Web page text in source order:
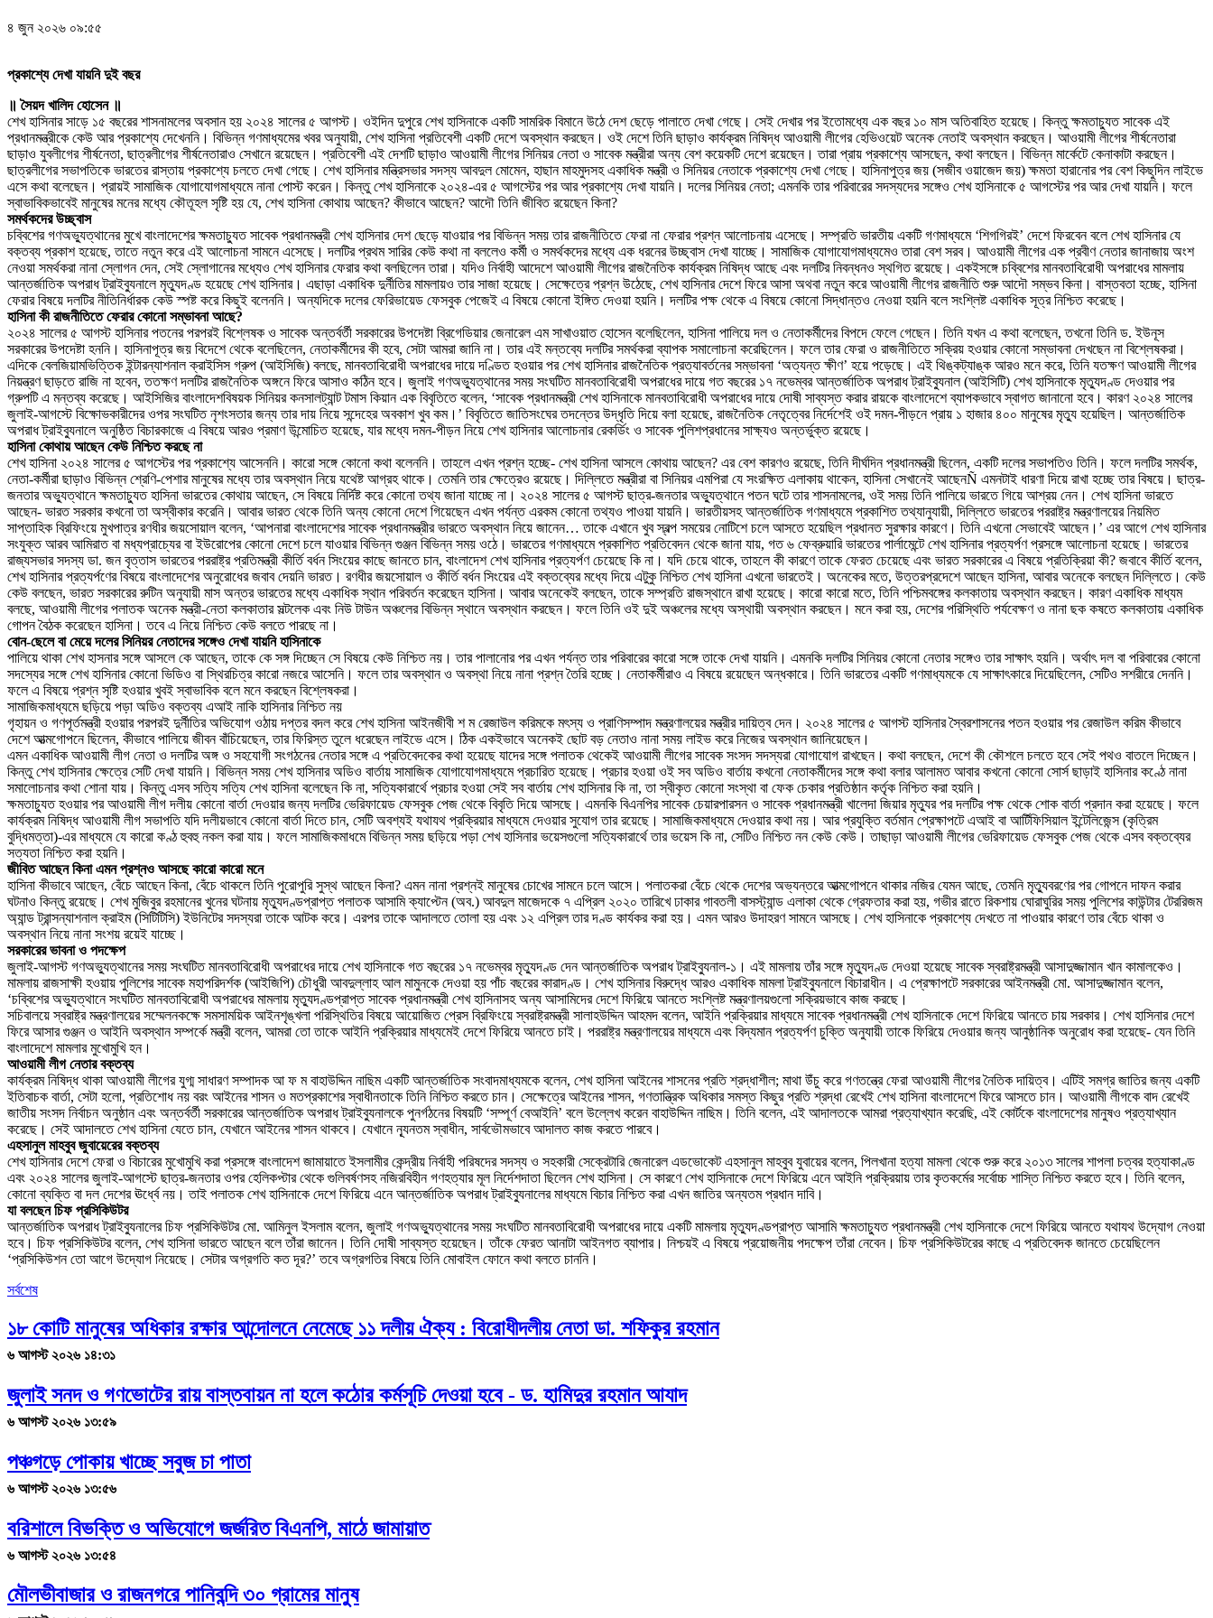
৪ জুন ২০২৬ ০৯:৫৫
প্রকাশ্যে দেখা যায়নি দুই বছর
॥ সৈয়দ খালিদ হোসেন ॥
শেখ হাসিনার সাড়ে ১৫ বছরের শাসনামলের অবসান হয় ২০২৪ সালের ৫ আগস্ট। ওইদিন দুপুরে শেখ হাসিনাকে একটি সামরিক বিমানে উঠে দেশ ছেড়ে পালাতে দেখা গেছে। সেই দেখার পর ইতোমধ্যে এক বছর ১০ মাস অতিবাহিত হয়েছে। কিন্তু ক্ষমতাচ্যুত সাবেক এই
প্রধানমন্ত্রীকে কেউ আর প্রকাশ্যে দেখেননি। বিভিন্ন গণমাধ্যমের খবর অনুযায়ী, শেখ হাসিনা প্রতিবেশী একটি দেশে অবস্থান করছেন। ওই দেশে তিনি ছাড়াও কার্যক্রম নিষিদ্ধ আওয়ামী লীগের হেভিওয়েট অনেক নেতাই অবস্থান করছেন। আওয়ামী লীগের শীর্ষনেতারা
ছাড়াও যুবলীগের শীর্ষনেতা, ছাত্রলীগের শীর্ষনেতারাও সেখানে রয়েছেন। প্রতিবেশী এই দেশটি ছাড়াও আওয়ামী লীগের সিনিয়র নেতা ও সাবেক মন্ত্রীরা অন্য বেশ কয়েকটি দেশে রয়েছেন। তারা প্রায় প্রকাশ্যে আসছেন, কথা বলছেন। বিভিন্ন মার্কেটে কেনাকাটা করছেন।
ছাত্রলীগের সভাপতিকে ভারতের রাস্তায় প্রকাশ্যে চলতে দেখা গেছে। শেখ হাসিনার মন্ত্রিসভার সদস্য আবদুল মোমেন, হাছান মাহমুদসহ একাধিক মন্ত্রী ও সিনিয়র নেতাকে প্রকাশ্যে দেখা গেছে। হাসিনাপুত্র জয় (সজীব ওয়াজেদ জয়) ক্ষমতা হারানোর পর বেশ কিছুদিন লাইভে
এসে কথা বলেছেন। প্রায়ই সামাজিক যোগাযোগমাধ্যমে নানা পোস্ট করেন। কিন্তু শেখ হাসিনাকে ২০২৪-এর ৫ আগস্টের পর আর প্রকাশ্যে দেখা যায়নি। দলের সিনিয়র নেতা; এমনকি তার পরিবারের সদস্যদের সঙ্গেও শেখ হাসিনাকে ৫ আগস্টের পর আর দেখা যায়নি। ফলে
স্বাভাবিকভাবেই মানুষের মনের মধ্যে কৌতূহল সৃষ্টি হয় যে, শেখ হাসিনা কোথায় আছেন? কীভাবে আছেন? আদৌ তিনি জীবিত রয়েছেন কিনা?
সমর্থকদের উচ্ছ্বাস
চব্বিশের গণঅভ্যুত্থানের মুখে বাংলাদেশের ক্ষমতাচ্যুত সাবেক প্রধানমন্ত্রী শেখ হাসিনার দেশ ছেড়ে যাওয়ার পর বিভিন্ন সময় তার রাজনীতিতে ফেরা না ফেরার প্রশ্ন আলোচনায় এসেছে। সম্প্রতি ভারতীয় একটি গণমাধ্যমে ‘শিগগিরই’ দেশে ফিরবেন বলে শেখ হাসিনার যে
বক্তব্য প্রকাশ হয়েছে, তাতে নতুন করে এই আলোচনা সামনে এসেছে। দলটির প্রথম সারির কেউ কথা না বললেও কর্মী ও সমর্থকদের মধ্যে এক ধরনের উচ্ছ্বাস দেখা যাচ্ছে। সামাজিক যোগাযোগমাধ্যমেও তারা বেশ সরব। আওয়ামী লীগের এক প্রবীণ নেতার জানাজায় অংশ
নেওয়া সমর্থকরা নানা স্লোগন দেন, সেই স্লোগানের মধ্যেও শেখ হাসিনার ফেরার কথা বলছিলেন তারা। যদিও নির্বাহী আদেশে আওয়ামী লীগের রাজনৈতিক কার্যক্রম নিষিদ্ধ আছে এবং দলটির নিবন্ধনও স্থগিত রয়েছে। একইসঙ্গে চব্বিশের মানবতাবিরোধী অপরাধের মামলায়
আন্তর্জাতিক অপরাধ ট্রাইব্যুনালে মৃত্যুদণ্ড হয়েছে শেখ হাসিনার। এছাড়া একাধিক দুর্নীতির মামলায়ও তার সাজা হয়েছে। সেক্ষেত্রে প্রশ্ন উঠেছে, শেখ হাসিনার দেশে ফিরে আসা অথবা নতুন করে আওয়ামী লীগের রাজনীতি শুরু আদৌ সম্ভব কিনা। বাস্তবতা হচ্ছে, হাসিনা
ফেরার বিষয়ে দলটির নীতিনির্ধারক কেউ স্পষ্ট করে কিছুই বলেননি। অন্যদিকে দলের ফেরিভায়েড ফেসবুক পেজেই এ বিষয়ে কোনো ইঙ্গিত দেওয়া হয়নি। দলটির পক্ষ থেকে এ বিষয়ে কোনো সিদ্ধান্তও নেওয়া হয়নি বলে সংশ্লিষ্ট একাধিক সূত্র নিশ্চিত করেছে।
হাসিনা কী রাজনীতিতে ফেরার কোনো সম্ভাবনা আছে?
২০২৪ সালের ৫ আগস্ট হাসিনার পতনের পরপরই বিশ্লেষক ও সাবেক অন্তর্বর্তী সরকারের উপদেষ্টা ব্রিগেডিয়ার জেনারেল এম সাখাওয়াত হোসেন বলেছিলেন, হাসিনা পালিয়ে দল ও নেতাকর্মীদের বিপদে ফেলে গেছেন। তিনি যখন এ কথা বলেছেন, তখনো তিনি ড. ইউনূস
সরকারের উপদেষ্টা হননি। হাসিনাপূত্র জয় বিদেশে থেকে বলেছিলেন, নেতাকর্মীদের কী হবে, সেটা আমরা জানি না। তার এই মন্তব্যে দলটির সমর্থকরা ব্যাপক সমালোচনা করেছিলেন। ফলে তার ফেরা ও রাজনীতিতে সক্রিয় হওয়ার কোনো সম্ভাবনা দেখছেন না বিশ্লেষকরা।
এদিকে বেলজিয়ামভিত্তিক ইন্টারন্যাশনাল ক্রাইসিস গ্রুপ (আইসিজি) বলছে, মানবতাবিরোধী অপরাধের দায়ে দণ্ডিত হওয়ার পর শেখ হাসিনার রাজনৈতিক প্রত্যাবর্তনের সম্ভাবনা ‘অত্যন্ত ক্ষীণ’ হয়ে পড়েছে। এই থিঙ্কট্যাঙ্ক আরও মনে করে, তিনি যতক্ষণ আওয়ামী লীগের
নিয়ন্ত্রণ ছাড়তে রাজি না হবেন, ততক্ষণ দলটির রাজনৈতিক অঙ্গনে ফিরে আসাও কঠিন হবে। জুলাই গণঅভ্যুত্থানের সময় সংঘটিত মানবতাবিরোধী অপরাধের দায়ে গত বছরের ১৭ নভেম্বর আন্তর্জাতিক অপরাধ ট্রাইব্যুনাল (আইসিটি) শেখ হাসিনাকে মৃত্যুদণ্ড দেওয়ার পর
গ্রুপটি এ মন্তব্য করেছে। আইসিজির বাংলাদেশবিষয়ক সিনিয়র কনসালট্যান্ট টমাস কিয়ান এক বিবৃতিতে বলেন, ‘সাবেক প্রধানমন্ত্রী শেখ হাসিনাকে মানবতাবিরোধী অপরাধের দায়ে দোষী সাব্যস্ত করার রায়কে বাংলাদেশে ব্যাপকভাবে স্বাগত জানানো হবে। কারণ ২০২৪ সালের
জুলাই-আগস্টে বিক্ষোভকারীদের ওপর সংঘটিত নৃশংসতার জন্য তার দায় নিয়ে সন্দেহের অবকাশ খুব কম।’ বিবৃতিতে জাতিসংঘের তদন্তের উদ্ধৃতি দিয়ে বলা হয়েছে, রাজনৈতিক নেতৃত্বের নির্দেশেই ওই দমন-পীড়নে প্রায় ১ হাজার ৪০০ মানুষের মৃত্যু হয়েছিল। আন্তর্জাতিক
অপরাধ ট্রাইব্যুনালে অনুষ্ঠিত বিচারকাজে এ বিষয়ে আরও প্রমাণ উন্মোচিত হয়েছে, যার মধ্যে দমন-পীড়ন নিয়ে শেখ হাসিনার আলোচনার রেকর্ডিং ও সাবেক পুলিশপ্রধানের সাক্ষ্যও অন্তর্ভুক্ত রয়েছে।
হাসিনা কোথায় আছেন কেউ নিশ্চিত করছে না
শেখ হাসিনা ২০২৪ সালের ৫ আগস্টের পর প্রকাশ্যে আসেননি। কারো সঙ্গে কোনো কথা বলেননি। তাহলে এখন প্রশ্ন হচ্ছে- শেখ হাসিনা আসলে কোথায় আছেন? এর বেশ কারণও রয়েছে, তিনি দীর্ঘদিন প্রধানমন্ত্রী ছিলেন, একটি দলের সভাপতিও তিনি। ফলে দলটির সমর্থক,
নেতা-কর্মীরা ছাড়াও বিভিন্ন শ্রেণি-পেশার মানুষের মধ্যে তার অবস্থান নিয়ে যথেষ্ট আগ্রহ থাকে। তেমনি তার ক্ষেত্রেও রয়েছে। দিল্লিতে মন্ত্রীরা বা সিনিয়র এমপিরা যে সংরক্ষিত এলাকায় থাকেন, হাসিনা সেখানেই আছেনÑ এমনটাই ধারণা দিয়ে রাখা হচ্ছে তার বিষয়ে। ছাত্র-
জনতার অভ্যুত্থানে ক্ষমতাচ্যুত হাসিনা ভারতের কোথায় আছেন, সে বিষয়ে নির্দিষ্ট করে কোনো তথ্য জানা যাচ্ছে না। ২০২৪ সালের ৫ আগস্ট ছাত্র-জনতার অভ্যুত্থানে পতন ঘটে তার শাসনামলের, ওই সময় তিনি পালিয়ে ভারতে গিয়ে আশ্রয় নেন। শেখ হাসিনা ভারতে
আছেন- ভারত সরকার কখনো তা অস্বীকার করেনি। আবার ভারত থেকে তিনি অন্য কোনো দেশে গিয়েছেন এখন পর্যন্ত এরকম কোনো তথ্যও পাওয়া যায়নি। ভারতীয়সহ আন্তর্জাতিক গণমাধ্যমে প্রকাশিত তথ্যানুযায়ী, দিল্লিতে ভারতের পররাষ্ট্র মন্ত্রণালয়ের নিয়মিত
সাপ্তাহিক ব্রিফিংয়ে মুখপাত্র রণধীর জয়সোয়াল বলেন, ‘আপনারা বাংলাদেশের সাবেক প্রধানমন্ত্রীর ভারতে অবস্থান নিয়ে জানেন… তাকে এখানে খুব স্বল্প সময়ের নোটিশে চলে আসতে হয়েছিল প্রধানত সুরক্ষার কারণে। তিনি এখনো সেভাবেই আছেন।’ এর আগে শেখ হাসিনার
সংযুক্ত আরব আমিরাত বা মধ্যপ্রাচ্যের বা ইউরোপের কোনো দেশে চলে যাওয়ার বিভিন্ন গুঞ্জন বিভিন্ন সময় ওঠে। ভারতের গণমাধ্যমে প্রকাশিত প্রতিবেদন থেকে জানা যায়, গত ৬ ফেব্রুয়ারি ভারতের পার্লামেন্টে শেখ হাসিনার প্রত্যর্পণ প্রসঙ্গে আলোচনা হয়েছে। ভারতের
রাজ্যসভার সদস্য ডা. জন বৃত্তাস ভারতের পররাষ্ট্র প্রতিমন্ত্রী কীর্তি বর্ধন সিংয়ের কাছে জানতে চান, বাংলাদেশ শেখ হাসিনার প্রত্যর্পণ চেয়েছে কি না। যদি চেয়ে থাকে, তাহলে কী কারণে তাকে ফেরত চেয়েছে এবং ভারত সরকারের এ বিষয়ে প্রতিক্রিয়া কী? জবাবে কীর্তি বলেন,
শেখ হাসিনার প্রত্যর্পণের বিষয়ে বাংলাদেশের অনুরোধের জবাব দেয়নি ভারত। রণধীর জয়সোয়াল ও কীর্তি বর্ধন সিংয়ের এই বক্তব্যের মধ্যে দিয়ে এটুকু নিশ্চিত শেখ হাসিনা এখনো ভারতেই। অনেকের মতে, উত্তরপ্রদেশে আছেন হাসিনা, আবার অনেকে বলছেন দিল্লিতে। কেউ
কেউ বলছেন, ভারত সরকারের রুটিন অনুযায়ী মাস অন্তর ভারতের মধ্যে একাধিক স্থান পরিবর্তন করেছেন হাসিনা। আবার অনেকেই বলছেন, তাকে সম্প্রতি রাজস্থানে রাখা হয়েছে। কারো কারো মতে, তিনি পশ্চিমবঙ্গের কলকাতায় অবস্থান করছেন। কারণ একাধিক মাধ্যম
বলছে, আওয়ামী লীগের পলাতক অনেক মন্ত্রী-নেতা কলকাতার সল্টলেক এবং নিউ টাউন অঞ্চলের বিভিন্ন স্থানে অবস্থান করছেন। ফলে তিনি ওই দুই অঞ্চলের মধ্যে অস্থায়ী অবস্থান করছেন। মনে করা হয়, দেশের পরিস্থিতি পর্যবেক্ষণ ও নানা ছক কষতে কলকাতায় একাধিক
গোপন বৈঠক করেছেন হাসিনা। তবে এ নিয়ে নিশ্চিত কেউ বলতে পারছে না।
বোন-ছেলে বা মেয়ে দলের সিনিয়র নেতাদের সঙ্গেও দেখা যায়নি হাসিনাকে
পালিয়ে থাকা শেখ হাসনার সঙ্গে আসলে কে আছেন, তাকে কে সঙ্গ দিচ্ছেন সে বিষয়ে কেউ নিশ্চিত নয়। তার পালানোর পর এখন পর্যন্ত তার পরিবারের কারো সঙ্গে তাকে দেখা যায়নি। এমনকি দলটির সিনিয়র কোনো নেতার সঙ্গেও তার সাক্ষাৎ হয়নি। অর্থাৎ দল বা পরিবারের কোনো
সদস্যের সঙ্গে শেখ হাসিনার কোনো ভিডিও বা স্থিরচিত্র কারো নজরে আসেনি। ফলে তার অবস্থান ও অবস্থা নিয়ে নানা প্রশ্ন তৈরি হচ্ছে। নেতাকর্মীরাও এ বিষয়ে রয়েছেন অন্ধকারে। তিনি ভারতের একটি গণমাধ্যমকে যে সাক্ষাৎকারে দিয়েছিলেন, সেটিও সশরীরে দেননি।
ফলে এ বিষয়ে প্রশ্ন সৃষ্টি হওয়ার খুবই স্বাভাবিক বলে মনে করছেন বিশ্লেষকরা।
সামাজিকমাধ্যমে ছড়িয়ে পড়া অডিও বক্তব্য এআই নাকি হাসিনার নিশ্চিত নয়
গৃহায়ন ও গণপূর্তমন্ত্রী হওয়ার পরপরই দুর্নীতির অভিযোগ ওঠায় দপ্তর বদল করে শেখ হাসিনা আইনজীবী শ ম রেজাউল করিমকে মৎস্য ও প্রাণিসম্পাদ মন্ত্রণালয়ের মন্ত্রীর দায়িত্ব দেন। ২০২৪ সালের ৫ আগস্ট হাসিনার স্বৈরশাসনের পতন হওয়ার পর রেজাউল করিম কীভাবে
দেশে আত্মগোপনে ছিলেন, কীভাবে পালিয়ে জীবন বাঁচিয়েছেন, তার ফিরিস্ত তুলে ধরেছেন লাইভে এসে। ঠিক একইভাবে অনেকই ছোট বড় নেতাও নানা সময় লাইভ করে নিজের অবস্থান জানিয়েছেন।
এমন একাধিক আওয়ামী লীগ নেতা ও দলটির অঙ্গ ও সহযোগী সংগঠনের নেতার সঙ্গে এ প্রতিবেদকের কথা হয়েছে যাদের সঙ্গে পলাতক থেকেই আওয়ামী লীগের সাবেক সংসদ সদস্যরা যোগাযোগ রাখছেন। কথা বলছেন, দেশে কী কৌশলে চলতে হবে সেই পথও বাতলে দিচ্ছেন।
কিন্তু শেখ হাসিনার ক্ষেত্রে সেটি দেখা যায়নি। বিভিন্ন সময় শেখ হাসিনার অডিও বার্তায় সামাজিক যোগাযোগমাধ্যমে প্রচারিত হয়েছে। প্রচার হওয়া ওই সব অডিও বার্তায় কখনো নেতাকর্মীদের সঙ্গে কথা বলার আলামত আবার কখনো কোনো সোর্স ছাড়াই হাসিনার কণ্ঠে নানা
সমালোচনার কথা শোনা যায়। কিন্তু এসব সত্যি সত্যি শেখ হাসিনা বলেছেন কি না, সত্যিকারার্থে প্রচার হওয়া সেই সব বার্তায় শেখ হাসিনার কি না, তা স্বীকৃত কোনো সংস্থা বা ফেক চেকার প্রতিষ্ঠান কর্তৃক নিশ্চিত করা হয়নি।
ক্ষমতাচ্যুত হওয়ার পর আওয়ামী লীগ দলীয় কোনো বার্তা দেওয়ার জন্য দলটির ভেরিফায়েড ফেসবুক পেজ থেকে বিবৃতি দিয়ে আসছে। এমনকি বিএনপির সাবেক চেয়ারপারসন ও সাবেক প্রধানমন্ত্রী খালেদা জিয়ার মৃত্যুর পর দলটির পক্ষ থেকে শোক বার্তা প্রদান করা হয়েছে। ফলে
কার্যক্রম নিষিদ্ধ আওয়ামী লীগ সভাপতি যদি দলীয়ভাবে কোনো বার্তা দিতে চান, সেটি অবশ্যই যথাযথ প্রক্রিয়ার মাধ্যমে দেওয়ার সুযোগ তার রয়েছে। সামাজিকমাধ্যমে দেওয়ার কথা নয়। আর প্রযুক্তি বর্তমান প্রেক্ষাপটে এআই বা আর্টিফিসিয়াল ইন্টেলিজেন্স (কৃত্রিম
বুদ্ধিমত্তা)-এর মাধ্যমে যে কারো কণ্ঠ হুবহু নকল করা যায়। ফলে সামাজিকমাধমে বিভিন্ন সময় ছড়িয়ে পড়া শেখ হাসিনার ভয়েসগুলো সত্যিকারার্থে তার ভয়েস কি না, সেটিও নিশ্চিত নন কেউ কেউ। তাছাড়া আওয়ামী লীগের ভেরিফায়েড ফেসবুক পেজ থেকে এসব বক্তব্যের
সত্যতা নিশ্চিত করা হয়নি।
জীবিত আছেন কিনা এমন প্রশ্নও আসছে কারো কারো মনে
হাসিনা কীভাবে আছেন, বেঁচে আছেন কিনা, বেঁচে থাকলে তিনি পুরোপুরি সুস্থ আছেন কিনা? এমন নানা প্রশ্নই মানুষের চোখের সামনে চলে আসে। পলাতকরা বেঁচে থেকে দেশের অভ্যন্তরে আত্মগোপনে থাকার নজির যেমন আছে, তেমনি মৃত্যুবরণের পর গোপনে দাফন করার
ঘটনাও কিন্তু রয়েছে। শেখ মুজিবুর রহমানের খুনের ঘটনায় মৃত্যুদণ্ডপ্রাপ্ত পলাতক আসামি ক্যাপ্টেন (অব.) আবদুল মাজেদকে ৭ এপ্রিল ২০২০ তারিখে ঢাকার গাবতলী বাসস্ট্যান্ড এলাকা থেকে গ্রেফতার করা হয়, গভীর রাতে রিকশায় ঘোরাঘুরির সময় পুলিশের কাউন্টার টেররিজম
অ্যান্ড ট্রান্সন্যাশনাল ক্রাইম (সিটিটিসি) ইউনিটের সদস্যরা তাকে আটক করে। এরপর তাকে আদালতে তোলা হয় এবং ১২ এপ্রিল তার দণ্ড কার্যকর করা হয়। এমন আরও উদাহরণ সামনে আসছে। শেখ হাসিনাকে প্রকাশ্যে দেখতে না পাওয়ার কারণে তার বেঁচে থাকা ও
অবস্থান নিয়ে নানা সংশয় রয়েই যাচ্ছে।
সরকারের ভাবনা ও পদক্ষেপ
জুলাই-আগস্ট গণঅভ্যুত্থানের সময় সংঘটিত মানবতাবিরোধী অপরাধের দায়ে শেখ হাসিনাকে গত বছরের ১৭ নভেম্বর মৃত্যুদণ্ড দেন আন্তর্জাতিক অপরাধ ট্রাইব্যুনাল-১। এই মামলায় তাঁর সঙ্গে মৃত্যুদণ্ড দেওয়া হয়েছে সাবেক স্বরাষ্ট্রমন্ত্রী আসাদুজ্জামান খান কামালকেও।
মামলায় রাজসাক্ষী হওয়ায় পুলিশের সাবেক মহাপরিদর্শক (আইজিপি) চৌধুরী আবদুল্লাহ আল মামুনকে দেওয়া হয় পাঁচ বছরের কারাদণ্ড। শেখ হাসিনার বিরুদ্ধে আরও একাধিক মামলা ট্রাইব্যুনালে বিচারাধীন। এ প্রেক্ষাপটে সরকারের আইনমন্ত্রী মো. আসাদুজ্জামান বলেন,
‘চব্বিশের অভ্যুত্থানে সংঘটিত মানবতাবিরোধী অপরাধের মামলায় মৃত্যুদণ্ডপ্রাপ্ত সাবেক প্রধানমন্ত্রী শেখ হাসিনাসহ অন্য আসামিদের দেশে ফিরিয়ে আনতে সংশ্লিষ্ট মন্ত্রণালয়গুলো সক্রিয়ভাবে কাজ করছে।
সচিবালয়ে স্বরাষ্ট্র মন্ত্রণালয়ের সম্মেলনকক্ষে সমসাময়িক আইনশৃঙ্খলা পরিস্থিতির বিষয়ে আয়োজিত প্রেস ব্রিফিংয়ে স্বরাষ্ট্রমন্ত্রী সালাহউদ্দিন আহমদ বলেন, আইনি প্রক্রিয়ার মাধ্যমে সাবেক প্রধানমন্ত্রী শেখ হাসিনাকে দেশে ফিরিয়ে আনতে চায় সরকার। শেখ হাসিনার দেশে
ফিরে আসার গুঞ্জন ও আইনি অবস্থান সম্পর্কে মন্ত্রী বলেন, আমরা তো তাকে আইনি প্রক্রিয়ার মাধ্যমেই দেশে ফিরিয়ে আনতে চাই। পররাষ্ট্র মন্ত্রণালয়ের মাধ্যমে এবং বিদ্যমান প্রত্যর্পণ চুক্তি অনুযায়ী তাকে ফিরিয়ে দেওয়ার জন্য আনুষ্ঠানিক অনুরোধ করা হয়েছে- যেন তিনি
বাংলাদেশে মামলার মুখোমুখি হন।
আওয়ামী লীগ নেতার বক্তব্য
কার্যক্রম নিষিদ্ধ থাকা আওয়ামী লীগের যুগ্ম সাধারণ সম্পাদক আ ফ ম বাহাউদ্দিন নাছিম একটি আন্তর্জাতিক সংবাদমাধ্যমকে বলেন, শেখ হাসিনা আইনের শাসনের প্রতি শ্রদ্ধাশীল; মাথা উঁচু করে গণতন্ত্রে ফেরা আওয়ামী লীগের নৈতিক দায়িত্ব। এটিই সমগ্র জাতির জন্য একটি
ইতিবাচক বার্তা, সেটা হলো, প্রতিশোধ নয় বরং আইনের শাসন ও মতপ্রকাশের স্বাধীনতাকে তিনি নিশ্চিত করতে চান। সেক্ষেত্রে আইনের শাসন, গণতান্ত্রিক অধিকার সমস্ত কিছুর প্রতি শ্রদ্ধা রেখেই শেখ হাসিনা বাংলাদেশে ফিরে আসতে চান। আওয়ামী লীগকে বাদ রেখেই
জাতীয় সংসদ নির্বাচন অনুষ্ঠান এবং অন্তর্বর্তী সরকারের আন্তর্জাতিক অপরাধ ট্রাইব্যুনালকে পুনর্গঠনের বিষয়টি ‘সম্পূর্ণ বেআইনি’ বলে উল্লেখ করেন বাহাউদ্দিন নাছিম। তিনি বলেন, এই আদালতকে আমরা প্রত্যাখ্যান করেছি, এই কোর্টকে বাংলাদেশের মানুষও প্রত্যাখ্যান
করেছে। সেই আদালতে শেখ হাসিনা যেতে চান, যেখানে আইনের শাসন থাকবে। যেখানে ন্যূনতম স্বাধীন, সার্বভৌমভাবে আদালত কাজ করতে পারবে।
এহসানুল মাহবুব জুবায়েরের বক্তব্য
শেখ হাসিনার দেশে ফেরা ও বিচারের মুখোমুখি করা প্রসঙ্গে বাংলাদেশ জামায়াতে ইসলামীর কেন্দ্রীয় নির্বাহী পরিষদের সদস্য ও সহকারী সেক্রেটারি জেনারেল এডভোকেট এহসানুল মাহবুব যুবায়ের বলেন, পিলখানা হত্যা মামলা থেকে শুরু করে ২০১৩ সালের শাপলা চত্বর হত্যাকাণ্ড
এবং ২০২৪ সালের জুলাই-আগস্টে ছাত্র-জনতার ওপর হেলিকপ্টার থেকে গুলিবর্ষণসহ নজিরবিহীন গণহত্যার মূল নির্দেশদাতা ছিলেন শেখ হাসিনা। সে কারণে শেখ হাসিনাকে দেশে ফিরিয়ে এনে আইনি প্রক্রিয়ায় তার কৃতকর্মের সর্বোচ্চ শাস্তি নিশ্চিত করতে হবে। তিনি বলেন,
কোনো ব্যক্তি বা দল দেশের ঊর্ধ্বে নয়। তাই পলাতক শেখ হাসিনাকে দেশে ফিরিয়ে এনে আন্তর্জাতিক অপরাধ ট্রাইব্যুনালের মাধ্যমে বিচার নিশ্চিত করা এখন জাতির অন্যতম প্রধান দাবি।
যা বলছেন চিফ প্রসিকিউটর
আন্তর্জাতিক অপরাধ ট্রাইব্যুনালের চিফ প্রসিকিউটর মো. আমিনুল ইসলাম বলেন, জুলাই গণঅভ্যুত্থানের সময় সংঘটিত মানবতাবিরোধী অপরাধের দায়ে একটি মামলায় মৃত্যুদণ্ডপ্রাপ্ত আসামি ক্ষমতাচ্যুত প্রধানমন্ত্রী শেখ হাসিনাকে দেশে ফিরিয়ে আনতে যথাযথ উদ্যোগ নেওয়া
হবে। চিফ প্রসিকিউটর বলেন, শেখ হাসিনা ভারতে আছেন বলে তাঁরা জানেন। তিনি দোষী সাব্যস্ত হয়েছেন। তাঁকে ফেরত আনাটা আইনগত ব্যাপার। নিশ্চয়ই এ বিষয়ে প্রয়োজনীয় পদক্ষেপ তাঁরা নেবেন। চিফ প্রসিকিউটরের কাছে এ প্রতিবেদক জানতে চেয়েছিলেন
‘প্রসিকিউশন তো আগে উদ্যোগ নিয়েছে। সেটার অগ্রগতি কত দূর?’ তবে অগ্রগতির বিষয়ে তিনি মোবাইল ফোনে কথা বলতে চাননি।
সর্বশেষ
১৮ কোটি মানুষের অধিকার রক্ষার আন্দোলনে নেমেছে ১১ দলীয় ঐক্য : বিরোধীদলীয় নেতা ডা. শফিকুর রহমান
৬ আগস্ট ২০২৬ ১৪:৩১
জুলাই সনদ ও গণভোটের রায় বাস্তবায়ন না হলে কঠোর কর্মসূচি দেওয়া হবে - ড. হামিদুর রহমান আযাদ
৬ আগস্ট ২০২৬ ১৩:৫৯
পঞ্চগড়ে পোকায় খাচ্ছে সবুজ চা পাতা
৬ আগস্ট ২০২৬ ১৩:৫৬
বরিশালে বিভক্তি ও অভিযোগে জর্জরিত বিএনপি, মাঠে জামায়াত
৬ আগস্ট ২০২৬ ১৩:৫৪
মৌলভীবাজার ও রাজনগরে পানিবন্দি ৩০ গ্রামের মানুষ